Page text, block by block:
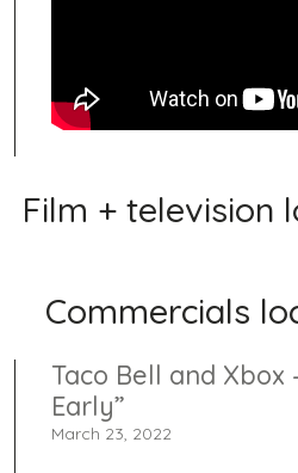
Film + television
Commercials
Taco Bell and Xbox
Early”
March 23, 2022